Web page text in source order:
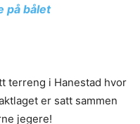
på bålet
terreng i Hanestad hvor
er satt sammen
jegere!